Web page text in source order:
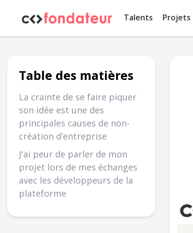
Talents Projets
Table des matières
La crainte de se faire piquer
son idée est une des
principales causes de non-
création d’entreprise
J'ai peur de parler de mon
projet lors de mes échanges
avec les développeurs de la
plateforme